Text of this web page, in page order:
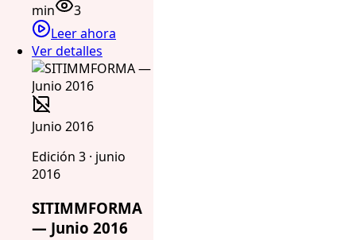
min
3
Leer ahora
Ver detalles
Junio 2016
Edición 3 · junio
2016
SITIMMFORMA
— Junio 2016